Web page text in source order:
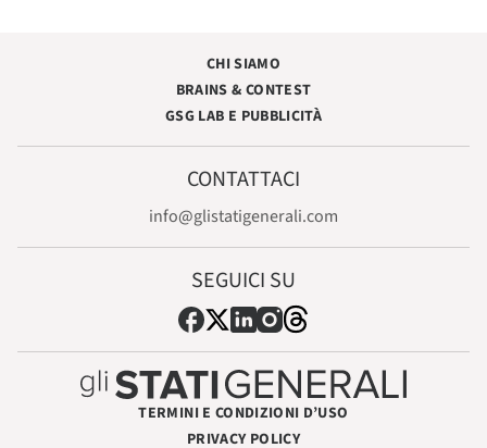
CHI SIAMO
BRAINS & CONTEST
GSG LAB E PUBBLICITÀ
CONTATTACI
info@glistatigenerali.com
SEGUICI SU
TERMINI E CONDIZIONI D’USO
PRIVACY POLICY